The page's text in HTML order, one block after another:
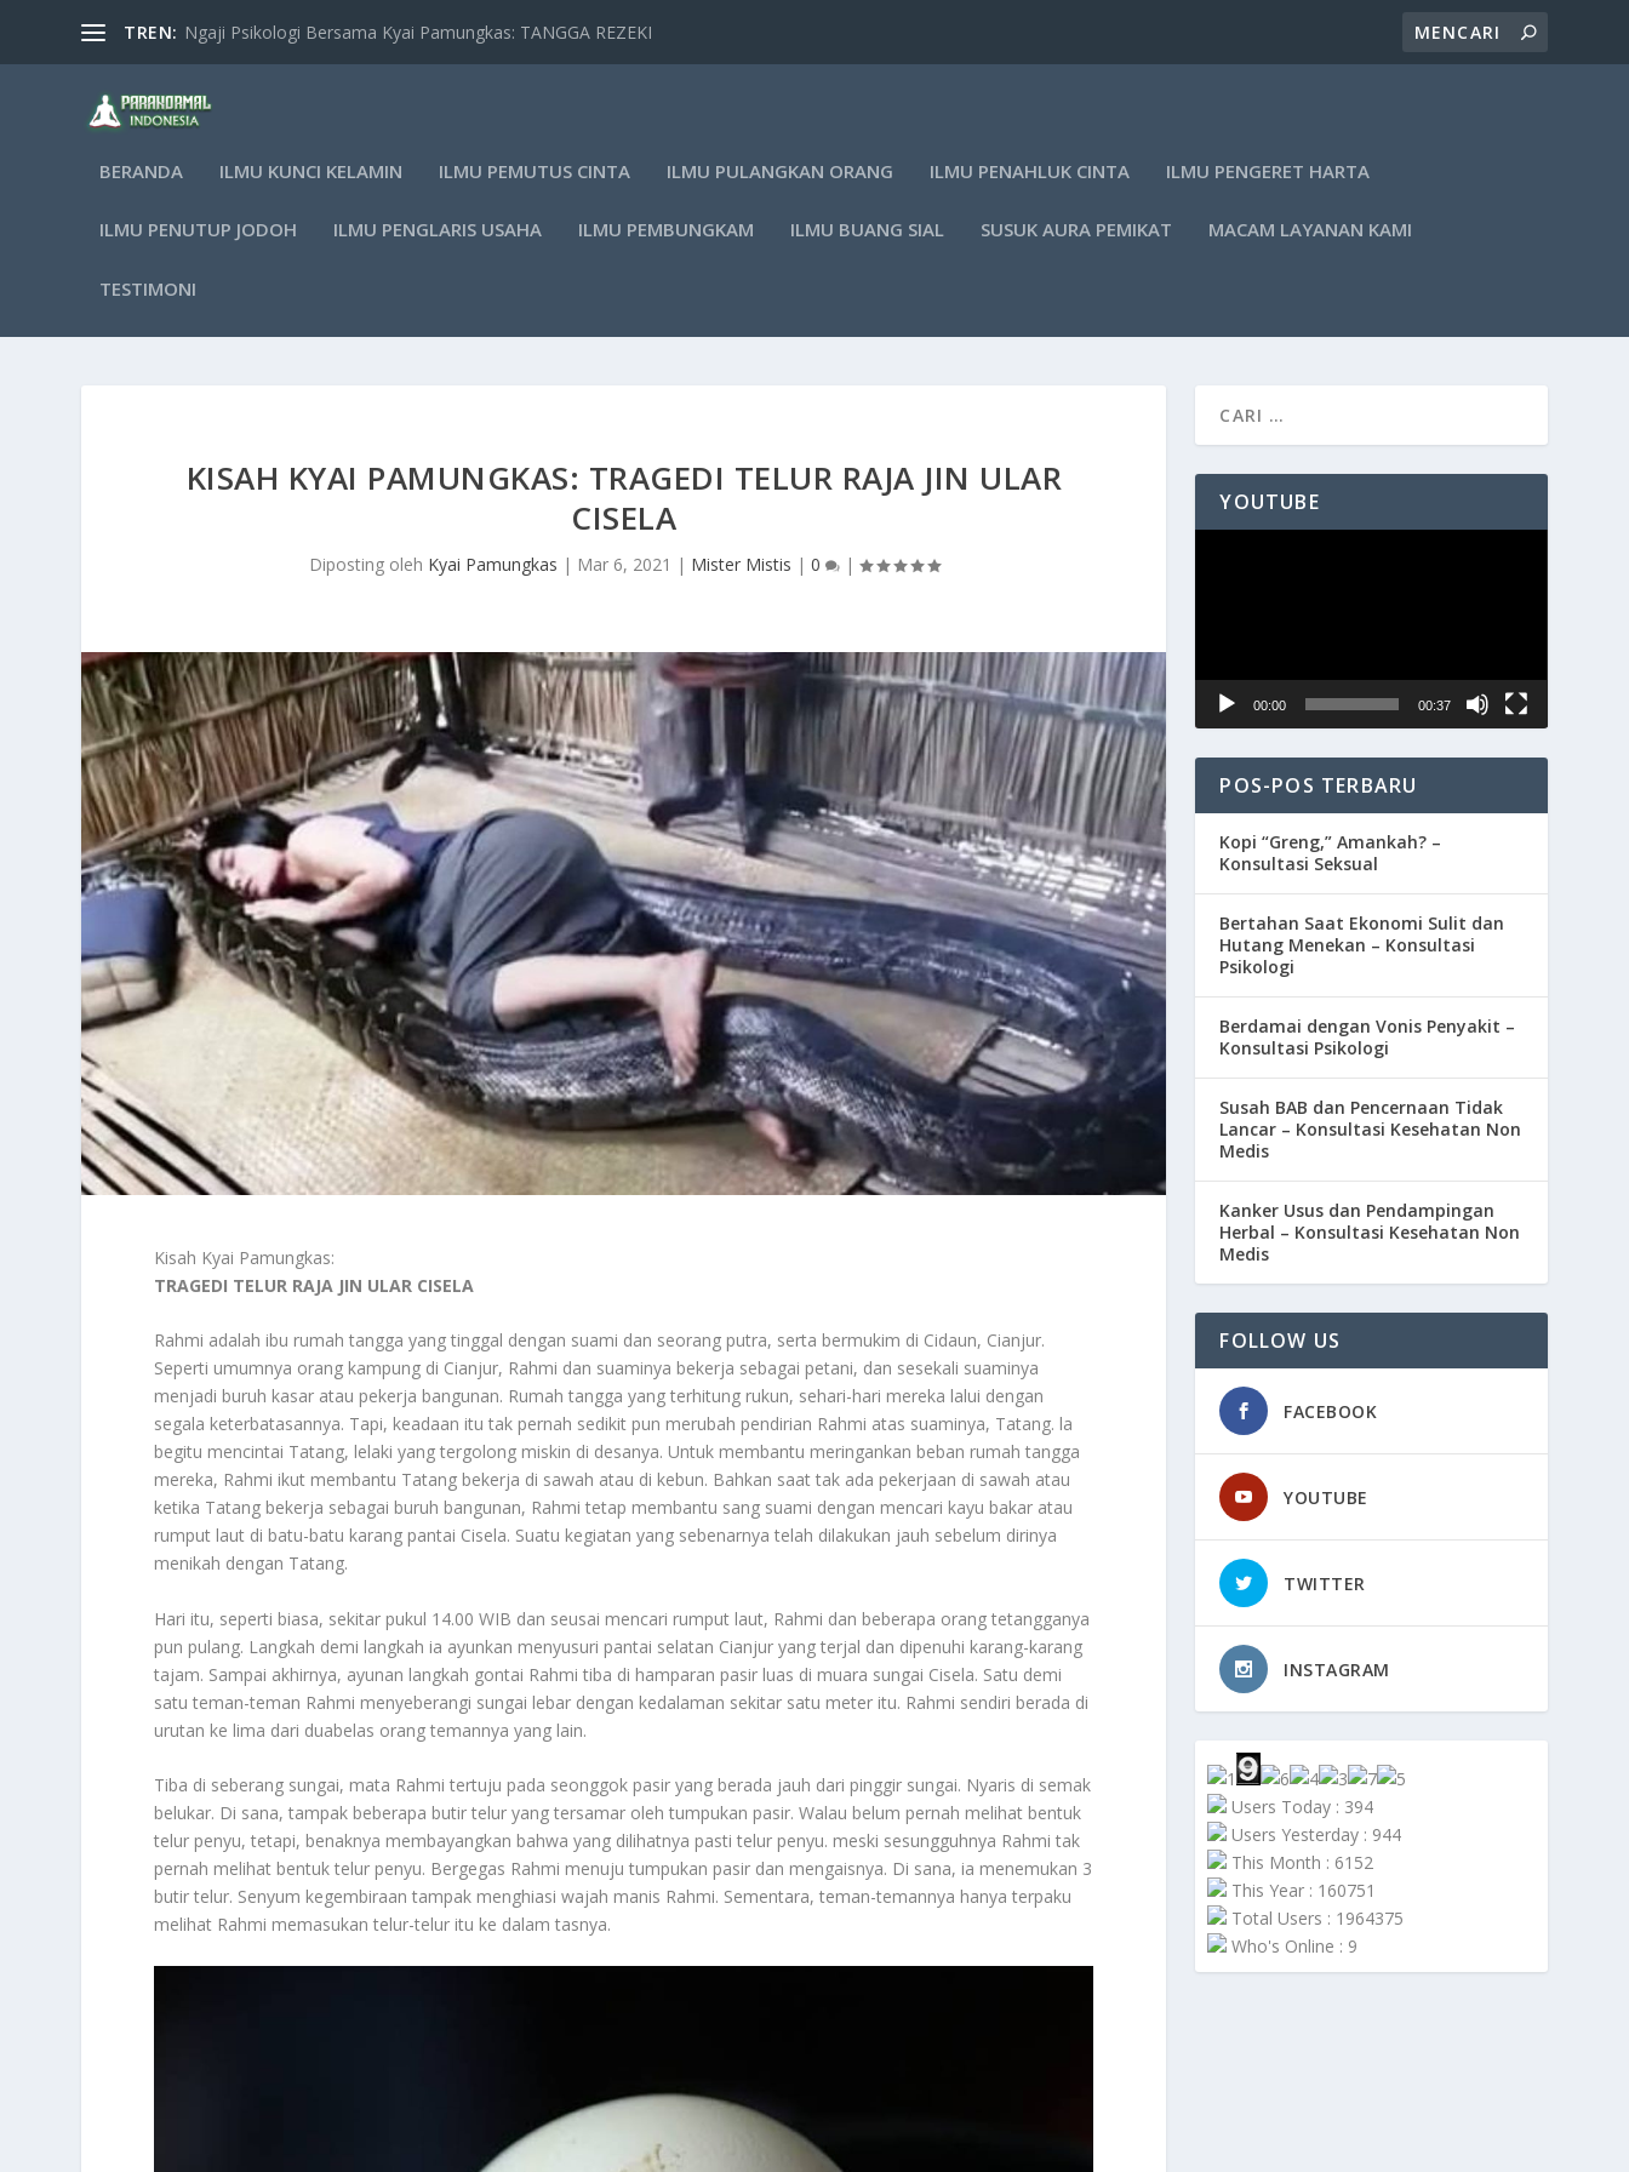
TREN: Ngaji Psikologi Bersama Kyai Pamungkas: TANGGA REZEKI
BERANDA ILMU KUNCI KELAMIN ILMU PEMUTUS CINTA ILMU PULANGKAN ORANG ILMU PENAHLUK CINTA ILMU PENGERET HARTA
ILMU PENUTUP JODOH ILMU PENGLARIS USAHA ILMU PEMBUNGKAM ILMU BUANG SIAL SUSUK AURA PEMIKAT MACAM LAYANAN KAMI
TESTIMONI
KISAH KYAI PAMUNGKAS: TRAGEDI TELUR RAJA JIN ULAR
CISELA
Diposting oleh Kyai Pamungkas | Mar 6, 2021 | Mister Mistis | 0 |
Kisah Kyai Pamungkas:
TRAGEDI TELUR RAJA JIN ULAR CISELA
Rahmi adalah ibu rumah tangga yang tinggal dengan suami dan seorang putra, serta bermukim di Cidaun, Cianjur.
Seperti umumnya orang kampung di Cianjur, Rahmi dan suaminya bekerja sebagai petani, dan sesekali suaminya
menjadi buruh kasar atau pekerja bangunan. Rumah tangga yang terhitung rukun, sehari-hari mereka lalui dengan
segala keterbatasannya. Tapi, keadaan itu tak pernah sedikit pun merubah pendirian Rahmi atas suaminya, Tatang. la
begitu mencintai Tatang, lelaki yang tergolong miskin di desanya. Untuk membantu meringankan beban rumah tangga
mereka, Rahmi ikut membantu Tatang bekerja di sawah atau di kebun. Bahkan saat tak ada pekerjaan di sawah atau
ketika Tatang bekerja sebagai buruh bangunan, Rahmi tetap membantu sang suami dengan mencari kayu bakar atau
rumput laut di batu-batu karang pantai Cisela. Suatu kegiatan yang sebenarnya telah dilakukan jauh sebelum dirinya
menikah dengan Tatang.
Hari itu, seperti biasa, sekitar pukul 14.00 WIB dan seusai mencari rumput laut, Rahmi dan beberapa orang tetangganya
pun pulang. Langkah demi langkah ia ayunkan menyusuri pantai selatan Cianjur yang terjal dan dipenuhi karang-karang
tajam. Sampai akhirnya, ayunan langkah gontai Rahmi tiba di hamparan pasir luas di muara sungai Cisela. Satu demi
satu teman-teman Rahmi menyeberangi sungai lebar dengan kedalaman sekitar satu meter itu. Rahmi sendiri berada di
urutan ke lima dari duabelas orang temannya yang lain.
Tiba di seberang sungai, mata Rahmi tertuju pada seonggok pasir yang berada jauh dari pinggir sungai. Nyaris di semak
belukar. Di sana, tampak beberapa butir telur yang tersamar oleh tumpukan pasir. Walau belum pernah melihat bentuk
telur penyu, tetapi, benaknya membayangkan bahwa yang dilihatnya pasti telur penyu. meski sesungguhnya Rahmi tak
pernah melihat bentuk telur penyu. Bergegas Rahmi menuju tumpukan pasir dan mengaisnya. Di sana, ia menemukan 3
butir telur. Senyum kegembiraan tampak menghiasi wajah manis Rahmi. Sementara, teman-temannya hanya terpaku
melihat Rahmi memasukan telur-telur itu ke dalam tasnya.
YOUTUBE
00:00 00:37
POS-POS TERBARU
Kopi “Greng,” Amankah? –
Konsultasi Seksual
Bertahan Saat Ekonomi Sulit dan
Hutang Menekan – Konsultasi
Psikologi
Berdamai dengan Vonis Penyakit –
Konsultasi Psikologi
Susah BAB dan Pencernaan Tidak
Lancar – Konsultasi Kesehatan Non
Medis
Kanker Usus dan Pendampingan
Herbal – Konsultasi Kesehatan Non
Medis
FOLLOW US
FACEBOOK
YOUTUBE
TWITTER
INSTAGRAM
Users Today : 394
Users Yesterday : 944
This Month : 6152
This Year : 160751
Total Users : 1964375
Who's Online : 9